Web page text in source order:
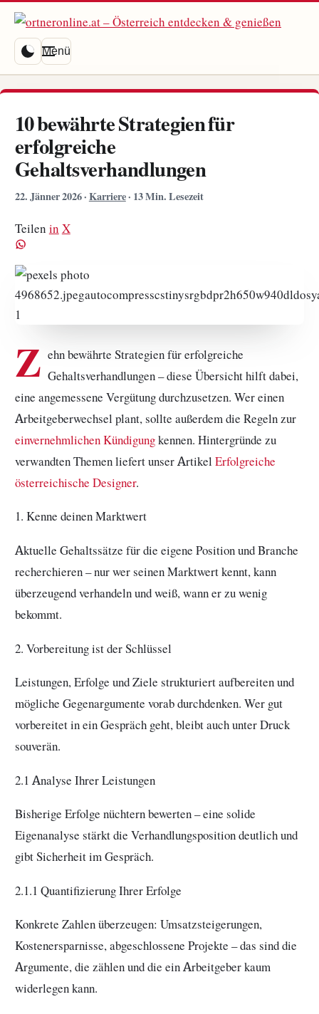
Menü
10 bewährte Strategien für
erfolgreiche
Gehaltsverhandlungen
22. Jänner 2026· Karriere· 13 Min. Lesezeit
Teilen in X
Z ehn bewährte Strategien für erfolgreiche
Gehaltsverhandlungen – diese Übersicht hilft dabei,
eine angemessene Vergütung durchzusetzen. Wer einen
Arbeitgeberwechsel plant, sollte außerdem die Regeln zur
einvernehmlichen Kündigungkennen. Hintergründe zu
verwandten Themen liefert unser Artikel Erfolgreiche
österreichische Designer.
1. Kenne deinen Marktwert
Aktuelle Gehaltssätze für die eigene Position und Branche
recherchieren – nur wer seinen Marktwert kennt, kann
überzeugend verhandeln und weiß, wann er zu wenig
bekommt.
2. Vorbereitung ist der Schlüssel
Leistungen, Erfolge und Ziele strukturiert aufbereiten und
mögliche Gegenargumente vorab durchdenken. Wer gut
vorbereitet in ein Gespräch geht, bleibt auch unter Druck
souverän.
2.1 Analyse Ihrer Leistungen
Bisherige Erfolge nüchtern bewerten – eine solide
Eigenanalyse stärkt die Verhandlungsposition deutlich und
gibt Sicherheit im Gespräch.
2.1.1 Quantifizierung Ihrer Erfolge
Konkrete Zahlen überzeugen: Umsatzsteigerungen,
Kostenersparnisse, abgeschlossene Projekte – das sind die
Argumente, die zählen und die ein Arbeitgeber kaum
widerlegen kann.